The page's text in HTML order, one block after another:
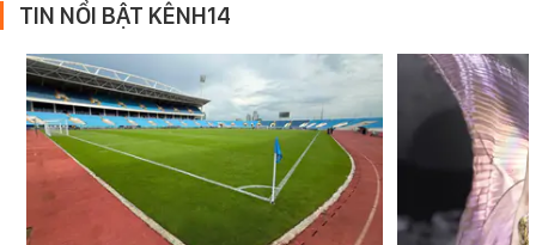
TIN NỔI BẬT KÊNH14